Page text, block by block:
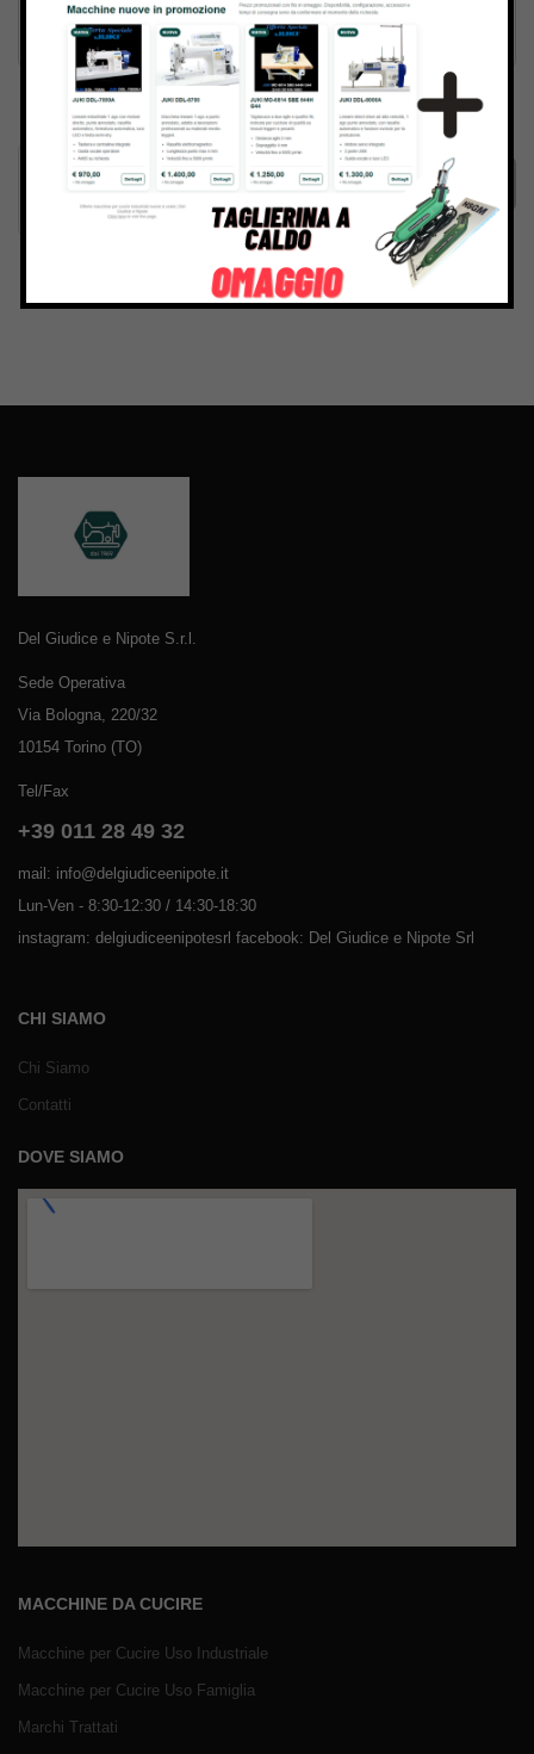
Inviando il messaggio confermo di aver letto e accettato
Termini e condizionidel sito web
Del Giudice e Nipote S.r.l.
Sede Operativa
Via Bologna, 220/32
10154 Torino (TO)
Tel/Fax
+39 011 28 49 32
mail: info@delgiudiceenipote.it
Lun-Ven - 8:30-12:30 / 14:30-18:30
instagram: delgiudiceenipotesrl facebook: Del Giudice e Nipote Srl
CHI SIAMO
Chi Siamo
Contatti
DOVE SIAMO
MACCHINE DA CUCIRE
Macchine per Cucire Uso Industriale
Macchine per Cucire Uso Famiglia
Marchi Trattati